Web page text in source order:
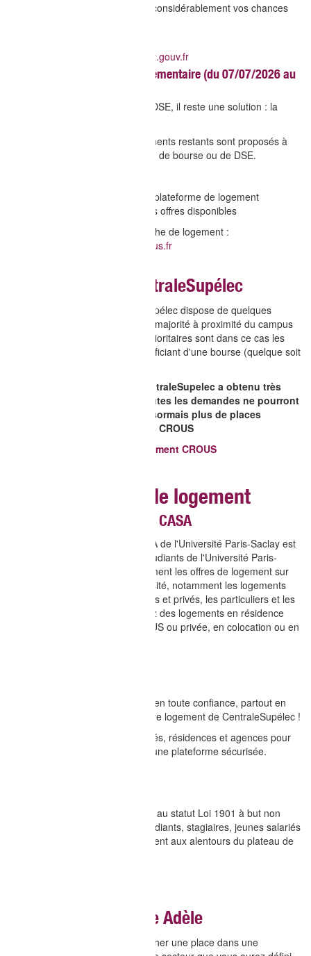
? Faire un DSE augmente donc considérablement vos chances
https://www.messervices.etudiant.gouv.fr
3. Sans DSE : la phase complémentaire (du 07/07/2026 au
Si vous n’avez pas constitué de DSE, il reste une solution : la
À partir de début juillet, les logements restants sont proposés à
tous les étudiants, sans condition de bourse ou de DSE.
Consultez régulièrement la plateforme de logement
Postulez directement sur les offres disponibles
? Plateforme officielle de recherche de logement :
https://trouverunlogement.lescrous.fr
Réservation via CentraleSupélec
A partir de juin 2026, CentraleSupélec dispose de quelques
chambres à attribuer, situées en majorité à proximité du campus
de Paris-Saclay. Les étudiants prioritaires sont dans ce cas les
étudiants internationaux ou bénéficiant d'une bourse (quelque soit
ATTENTION ! Cette année, CentraleSupelec a obtenu très
peu de logements CROUS. Toutes les demandes ne pourront
pas être satisfaites. Il n'y a désormais plus de places
disponibles sur les résidences CROUS
Déposer une demande de logement CROUS
Autres solutions de logement
Plateforme de logement CASA
La plateforme de logement CASA de l'Université Paris-Saclay est
dédiée aux étudiants et futurs étudiants de l'Université Paris-
Saclay. CASA recense régulièrement les offres de logement sur
les différents campus de l'université, notamment les logements
proposés par les bailleurs publics et privés, les particuliers et les
organismes HLM. Vous trouverez des logements en résidence
universitaire, en résidence CROUS ou privée, en colocation ou en
Logez-vous en quelques clics et en toute confiance, partout en
France avec Studapart, partenaire logement de CentraleSupélec !
Studapart centralise loueurs privés, résidences et agences pour
vous faciliter les démarches sur une plateforme sécurisée.
Héberjeunes est une association au statut Loi 1901 à but non
lucratif. Heberjeunes aide les étudiants, stagiaires, jeunes salariés
et doctorants à trouver un logement aux alentours du plateau de
Moteur de recherche Adèle
Cet outil vous permet de rechercher une place dans une